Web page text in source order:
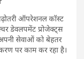
ऑपरेशनल कॉस्ट
डेवलपमेंट प्रोजेक्ट्स
सेवाओं को बेहतर
पर काम कर रहा है।